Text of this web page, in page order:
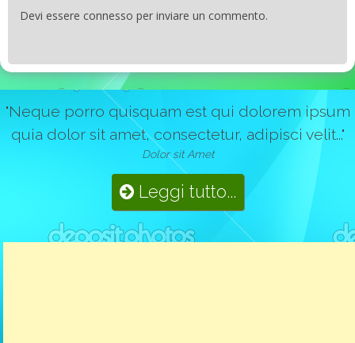
Devi essere connesso per inviare un commento.
"Neque porro quisquam est qui dolorem ipsum
quia dolor sit amet, consectetur, adipisci velit..."
Dolor sit Amet
Leggi tutto...